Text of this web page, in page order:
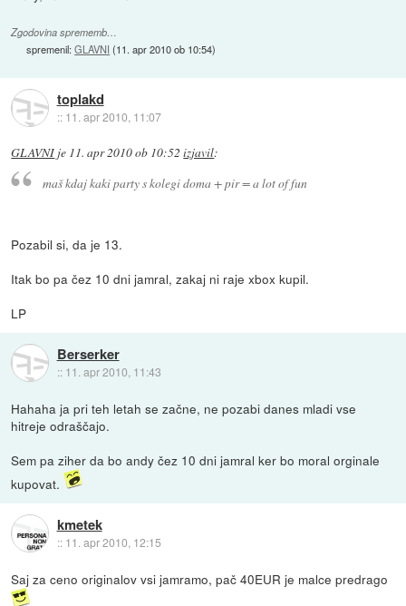
Zgodovina sprememb…
spremenil:GLAVNI (11. apr 2010 ob 10:54)
toplakd
:: 11. apr 2010, 11:07
GLAVNI je 11. apr 2010 ob 10:52 izjavil:
maš kdaj kaki party s kolegi doma + pir = a lot of fun
Pozabil si, da je 13.
Itak bo pa čez 10 dni jamral, zakaj ni raje xbox kupil.
LP
Berserker
:: 11. apr 2010, 11:43
Hahaha ja pri teh letah se začne, ne pozabi danes mladi vse
hitreje odraščajo.
Sem pa ziher da bo andy čez 10 dni jamral ker bo moral orginale
kupovat.
kmetek
:: 11. apr 2010, 12:15
Saj za ceno originalov vsi jamramo, pač 40EUR je malce predrago